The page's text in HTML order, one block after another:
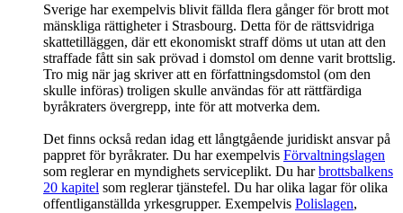
Sverige har exempelvis blivit fällda flera gånger för brott mot
mänskliga rättigheter i Strasbourg. Detta för de rättsvidriga
skattetilläggen, där ett ekonomiskt straff döms ut utan att den
straffade fått sin sak prövad i domstol om denne varit brottslig.
Tro mig när jag skriver att en författningsdomstol (om den
skulle införas) troligen skulle användas för att rättfärdiga
byråkraters övergrepp, inte för att motverka dem.
Det finns också redan idag ett långtgående juridiskt ansvar på
pappret för byråkrater. Du har exempelvis Förvaltningslagen
som reglerar en myndighets serviceplikt. Du harbrottsbalkens
20 kapitel som reglerar tjänstefel. Du har olika lagar för olika
offentliganställda yrkesgrupper. Exempelvis Polislagen,